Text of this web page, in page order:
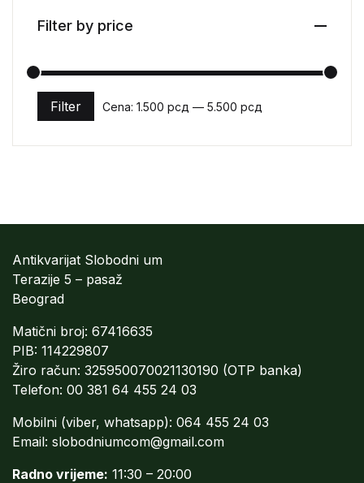
Filter by price
Minimalna cena
Maksimalna cena
Filter Cena: 1.500 рсд — 5.500 рсд
Antikvarijat Slobodni um
Terazije 5 – pasaž
Beograd
Matični broj: 67416635
PIB: 114229807
Žiro račun: 325950070021130190 (OTP banka)
Telefon: 00 381 64 455 24 03
Mobilni (viber, whatsapp): 064 455 24 03
Email: slobodniumcom@gmail.com
Radno vrijeme: 11:30 – 20:00